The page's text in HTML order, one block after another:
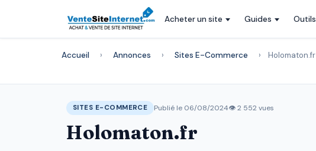
Acheter un site Guides Outils
Accueil › Annonces › Sites E-Commerce › Holomaton.fr
SITES E-COMMERCE Publié le 06/08/2024👁 2 552 vues
Holomaton.fr